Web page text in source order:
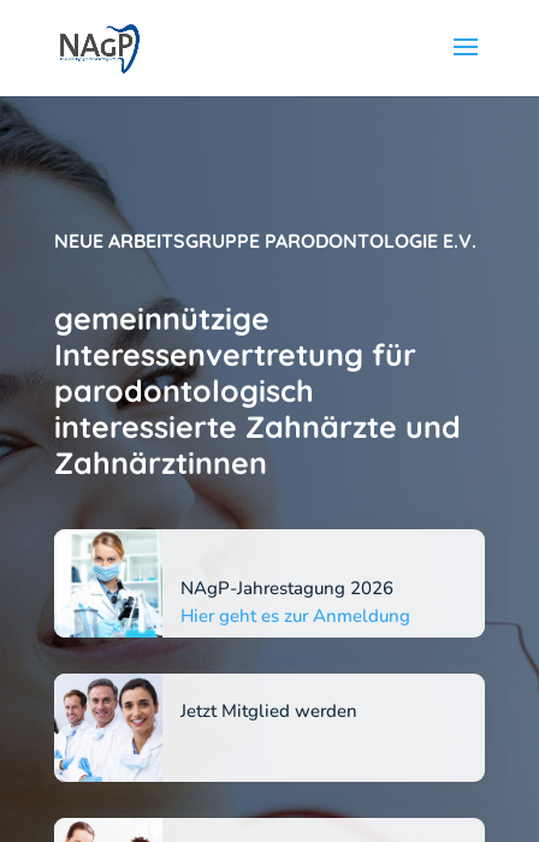
NEUE ARBEITSGRUPPE PARODONTOLOGIE E.V.
gemeinnützige
Interessenvertretung für
parodontologisch
interessierte Zahnärzte und
Zahnärztinnen
NAgP-Jahrestagung 2026
Hier geht es zur Anmeldung
Jetzt Mitglied werden